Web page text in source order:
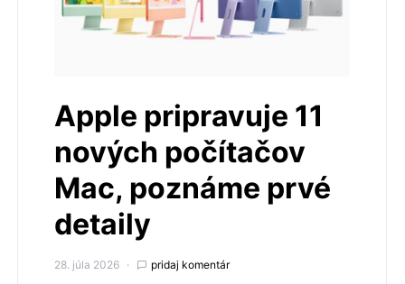
Apple pripravuje 11
nových počítačov
Mac, poznáme prvé
detaily
28. júla 2026 pridaj komentár